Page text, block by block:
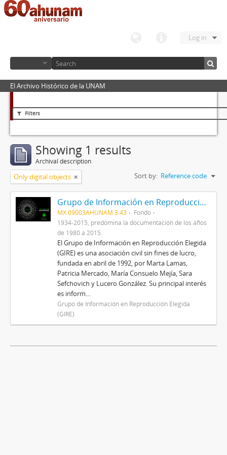
Log in
El Archivo Histórico de la UNAM
Filters
Showing 1 results
Archival description
Only digital objects Sort by: Reference code
Grupo de Información en Reproducción Elegida (GIRE)
MX 09003AHUNAM 3.43
Fondo
1934-2015, predomina la documentación de los años
de 1980 a 2015.
El Grupo de Información en Reproducción Elegida
(GIRE) es una asociación civil sin fines de lucro,
fundada en abril de 1992, por Marta Lamas,
Patricia Mercado, María Consuelo Mejía, Sara
Sefchovich y Lucero González. Su principal interés
es inform...
Grupo de Información en Reproducción Elegida
(GIRE)